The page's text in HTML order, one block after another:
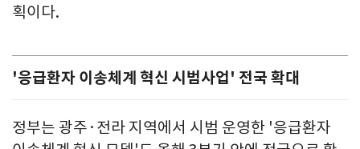
획이다.
'응급환자 이송체계 혁신 시범사업' 전국 확대
정부는 광주·전라 지역에서 시범 운영한 '응급환자